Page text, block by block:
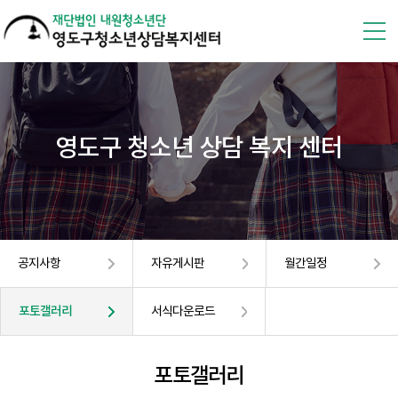
영도구 청소년 상담 복지 센터
공지사항 자유게시판 월간일정
포토갤러리 서식다운로드
포토갤러리